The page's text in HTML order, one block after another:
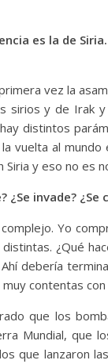
es la de
vez la
sirios y de Irak
distintos
vuelta al mundo
Siria y eso no es
¿Se invade?
Yo
¿Qué
debería
contentas con
que los
Mundial, que
que lanzaron